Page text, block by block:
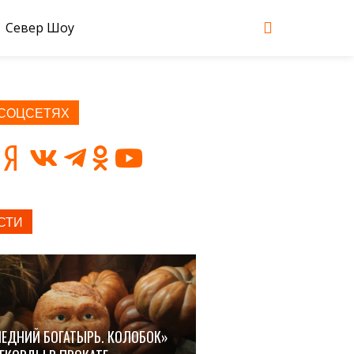
Север Шоу
БОГАТЫРЬ. КОЛОБОК»